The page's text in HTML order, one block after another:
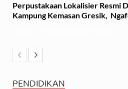
Perpustakaan Lokalisier Resmi
Kampung Kemasan Gresik,
PENDIDIKAN